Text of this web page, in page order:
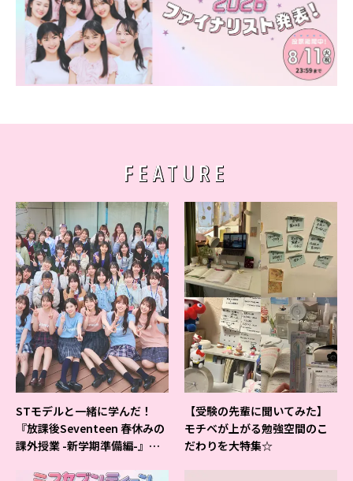
FEATURE
STモデルと一緒に学んだ！
『放課後Seventeen 春休みの
課外授業 -新学期準備編-』イ
【受験の先輩に聞いてみた】
モチベが上がる勉強空間のこ
だわりを大特集☆